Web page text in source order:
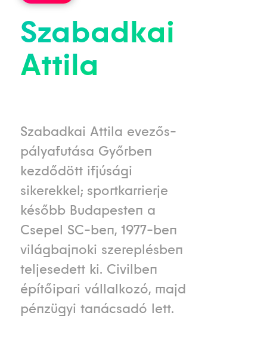
Szabadkai
Attila
Szabadkai Attila evezős-
pályafutása Győrben
kezdődött ifjúsági
sikerekkel; sportkarrierje
később Budapesten a
Csepel SC-ben, 1977-ben
világbajnoki szereplésben
teljesedett ki. Civilben
építőipari vállalkozó, majd
pénzügyi tanácsadó lett.